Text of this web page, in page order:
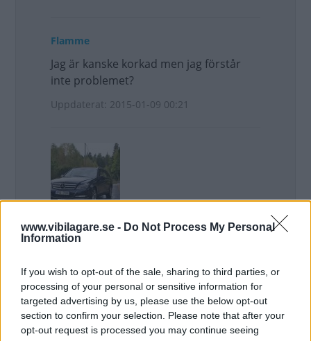
www.vibilagare.se - Do Not Process My Personal
Information
If you wish to opt-out of the sale, sharing to third parties, or
processing of your personal or sensitive information for
targeted advertising by us, please use the below opt-out
section to confirm your selection. Please note that after your
opt-out request is processed you may continue seeing
Flamme
Jag är kanske korkad men jag förstår
inte problemet?
Uppdaterat: 2015-01-09 00:21
Lason1
Inte jag heller. Deras mål är att tjäna
Uppdaterat: 2015-01-09 05:53
Lossa skruvarna och skaka! hur svårt kan det vara?